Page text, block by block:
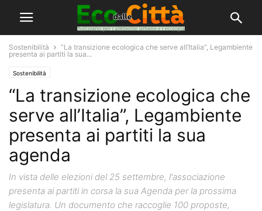
Sostenibilità
“La transizione ecologica che serve all’Italia”, Legambiente
presenta ai partiti la sua...
Sostenibilità
“La transizione ecologica che
serve all’Italia”, Legambiente
presenta ai partiti la sua
agenda
In vista delle elezioni del 25 settembre, l'associazione
presenta ai partiti in corsa la sua Agenda per la prossima
legislatura. Un documento che raccoglie 100 proposte,